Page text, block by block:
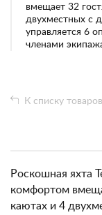
вмещает 32
двухместных с
управляется 6
членами
К списку товаров
Роскошная яхта
комфортом
каютах и 4